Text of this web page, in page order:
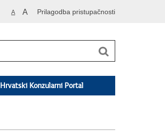
A A Prilagodba pristupačnosti
Hrvatski Konzularni Portal